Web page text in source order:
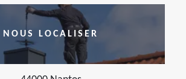
NOUS LOCALISER